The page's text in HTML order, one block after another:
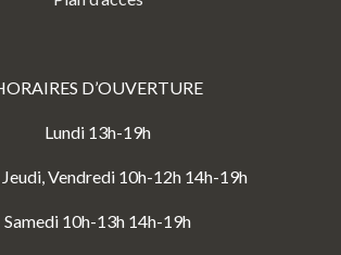
D’OUVERTURE
Lundi 13h-19h
Vendredi 10h-12h 14h-19h
Samedi 10h-13h 14h-19h